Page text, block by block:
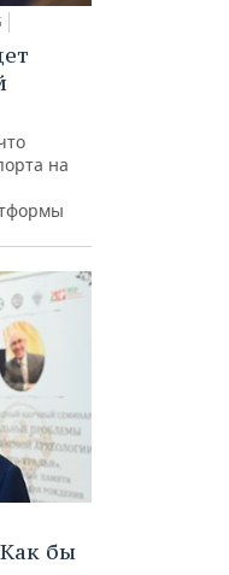
на
бы